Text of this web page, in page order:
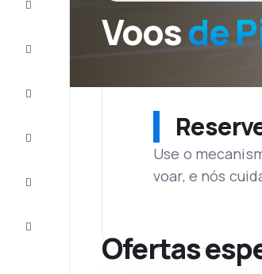
Voosde
Use o
voar, e nós
Ofertas